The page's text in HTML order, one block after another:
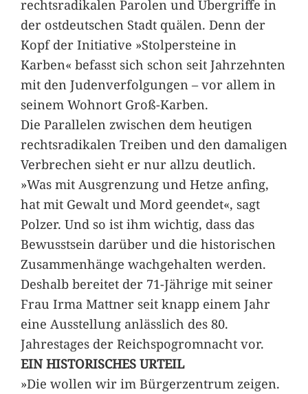
rechtsradikalen Parolen und Übergriffe in
der ostdeutschen Stadt quälen. Denn der
Kopf der Initiative »Stolpersteine in
Karben« befasst sich schon seit Jahrzehnten
mit den Judenverfolgungen – vor allem in
seinem Wohnort Groß-Karben.
Die Parallelen zwischen dem heutigen
rechtsradikalen Treiben und den damaligen
Verbrechen sieht er nur allzu deutlich.
»Was mit Ausgrenzung und Hetze anfing,
hat mit Gewalt und Mord geendet«, sagt
Polzer. Und so ist ihm wichtig, dass das
Bewusstsein darüber und die historischen
Zusammenhänge wachgehalten werden.
Deshalb bereitet der 71-Jährige mit seiner
Frau Irma Mattner seit knapp einem Jahr
eine Ausstellung anlässlich des 80.
Jahrestages der Reichspogromnacht vor.
EIN HISTORISCHES URTEIL
»Die wollen wir im Bürgerzentrum zeigen.